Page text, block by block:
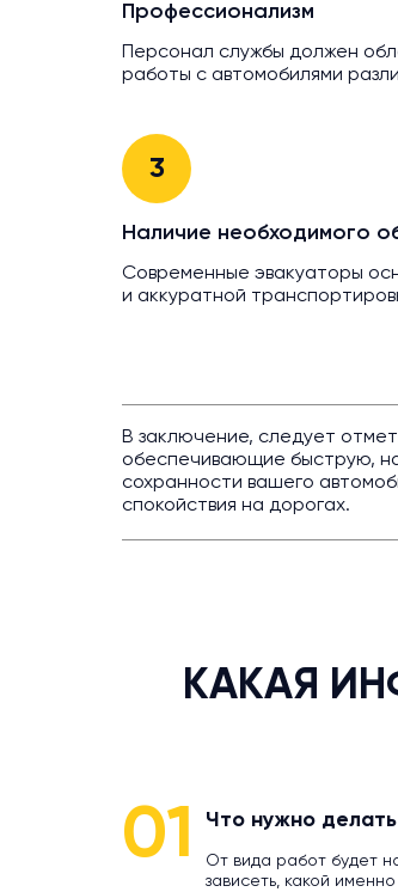
Профессионализм
Персонал службы должен
работы с автомобилями
3
Наличие необходимого
Современные эвакуаторы
и аккуратной
В заключение, следует
обеспечивающие быструю,
сохранности вашего
спокойствия на дорогах.
КАКАЯ
01 Что нужно делать
От вида работ будет
зависеть, какой